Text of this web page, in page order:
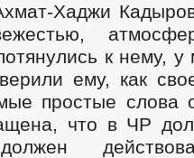
Хаджи
к нему, у
ему, как
простые слова
что в ЧР